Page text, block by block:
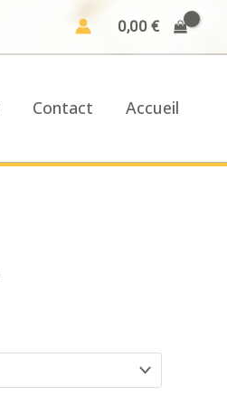
0,00 €
Contact Accueil